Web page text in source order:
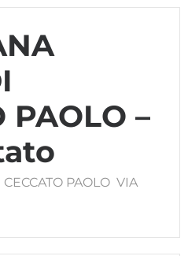
PAOLO –
PAOLO VIA